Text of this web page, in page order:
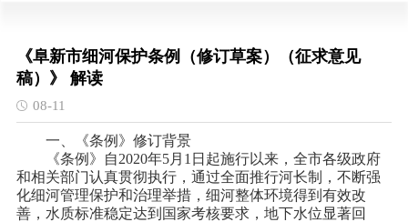
《阜新市细河保护条例（修订草案）（征求意见
稿）》 解读
08-11
一、《条例》修订背景
《条例》自2020年5月1日起施行以来，全市各级政府
和相关部门认真贯彻执行，通过全面推行河长制，不断强
化细河管理保护和治理举措，细河整体环境得到有效改
善，水质标准稳定达到国家考核要求，地下水位显著回